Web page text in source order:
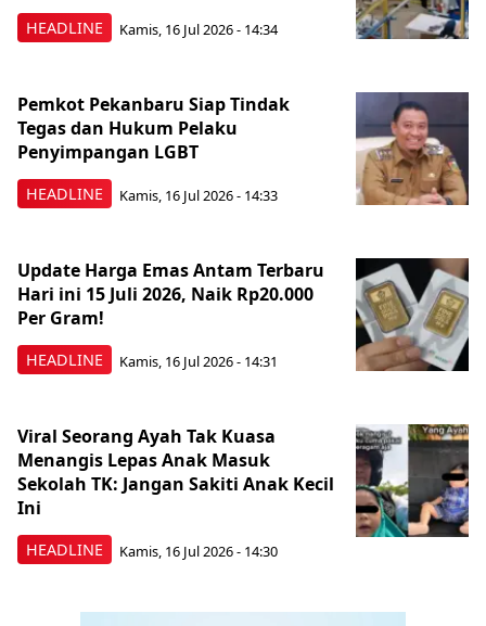
HEADLINE Kamis, 16 Jul 2026 - 14:34
HEADLINE
Pemkot Pekanbaru Siap Tindak
Tegas dan Hukum Pelaku
Penyimpangan LGBT
Kamis, 16 Jul 2026 - 14:33
HEADLINE
Update Harga Emas Antam Terbaru
Hari ini 15 Juli 2026, Naik Rp20.000
Per Gram!
Kamis, 16 Jul 2026 - 14:31
HEADLINE
Viral Seorang Ayah Tak Kuasa
Menangis Lepas Anak Masuk
Sekolah TK: Jangan Sakiti Anak Kecil
Ini
Kamis, 16 Jul 2026 - 14:30